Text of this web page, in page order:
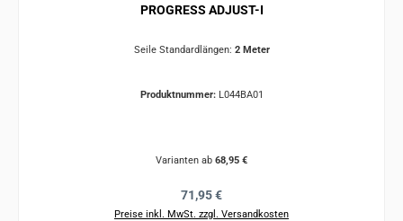
PROGRESS ADJUST-I
Seile Standardlängen: 2 Meter
Produktnummer: L044BA01
Varianten ab 68,95 €
Regulärer Preis:
71,95 €
Preise inkl. MwSt. zzgl. Versandkosten